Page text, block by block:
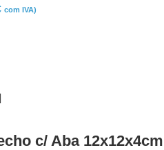
com IVA)
c/ Aba 12x12x4cm